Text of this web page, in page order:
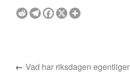
← Vad har riksdagen